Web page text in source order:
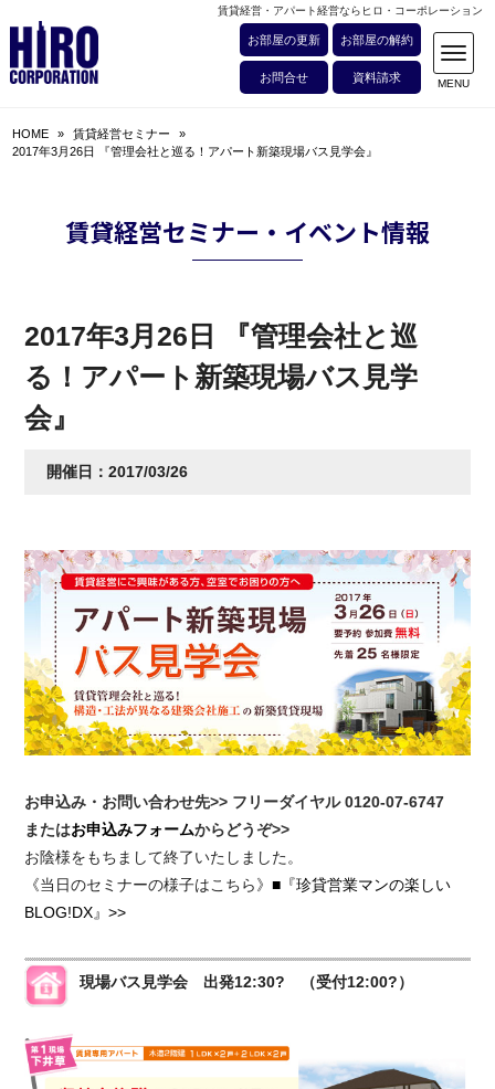
賃貸経営・アパート経営ならヒロ・コーポレーション
お部屋の更新 お部屋の解約
お問合せ 資料請求
HOME » 賃貸経営セミナー
»
2017年3月26日 『管理会社と巡る！アパート新築現場バス見学会』
賃貸経営セミナー・イベント情報
2017年3月26日 『管理会社と巡
る！アパート新築現場バス見学
会』
開催日：2017/03/26
お申込み・お問い合わせ先>> フリーダイヤル 0120-07-6747
またはお申込みフォームからどうぞ>>
お陰様をもちまして終了いたしました。
《当日のセミナーの様子はこちら》 ■『珍貸営業マンの楽しい
BLOG!DX』>>
現場バス見学会 出発12:30? （受付12:00?）